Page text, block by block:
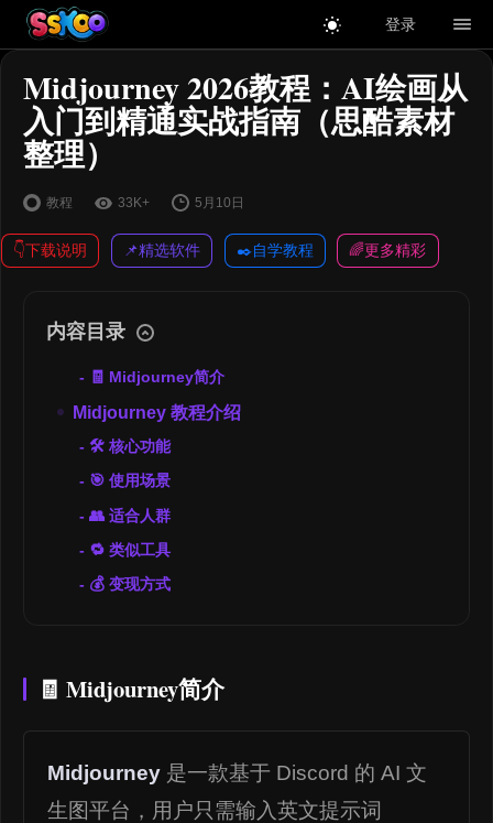
登录
Midjourney 2026教程：AI绘画从
入门到精通实战指南（思酷素材
整理）
教程 33K+ 5月10日
👇下载说明 📌精选软件 ✒️自学教程 🌈更多精彩
内容目录
🧾 Midjourney简介
Midjourney 教程介绍
🛠 核心功能
🎯 使用场景
👥 适合人群
🔁 类似工具
💰 变现方式
🧾 Midjourney简介
Midjourney是一款基于 Discord 的 AI 文
生图平台，用户只需输入英文提示词